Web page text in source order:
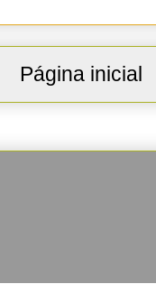
Página inicial